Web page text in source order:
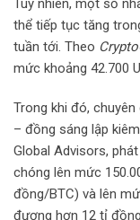
Tuy nhiên, một số
thể tiếp tục tăng
tuần tới. Theo
mức khoảng 42.700
Trong khi đó,
– đồng sáng lập
Global Advisors,
chóng lên mức
đồng/BTC) và lên
đương hơn 12 tỉ